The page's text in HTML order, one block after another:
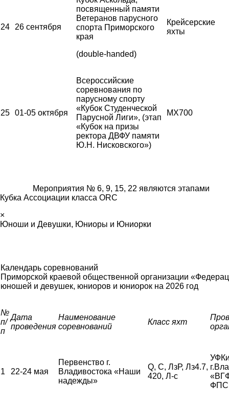
24 26 сентября
посвященный памяти
Ветеранов парусного
спорта Приморского
края
(double-handed)
Крейсерские
яхты
25 01-05 октября
Всероссийские
соревнования по
парусному спорту
«Кубок Студенческой
Парусной Лиги», (этап
«Кубок на призы
ректора ДВФУ памяти
Ю.Н. Нисковского»)
MX700
Мероприятия № 6, 9, 15, 22 являются этапами
Кубка Ассоциации класса ORC
×
Юноши и Девушки, Юниоры и Юниорки
Календарь соревнований
Приморской краевой общественной организации
юношей и девушек, юниоров и юниорок на 2026 год
№
п/
п
Дата
проведения
Наименование
соревнований
Класс яхт
1 22-24 мая
Первенство г.
Владивостока «Наши
надежды»
Q, С, ЛзР, Лз4.7,
420, Л-с
ФПС